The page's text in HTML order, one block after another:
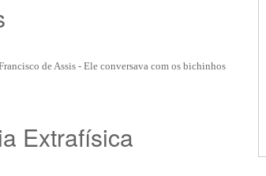
de Assis - Ele conversava com os bichinhos
Extrafísica